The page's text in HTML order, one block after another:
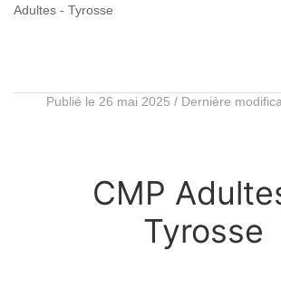
Adultes - Tyrosse
Publié le 26 mai 2025 / Dernière
CMP
Tyrosse